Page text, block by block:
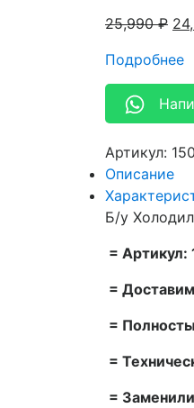
25,990₽
Подробнее
Артикул:
Описание
Б/у
= Артикул:
=
=
=
=